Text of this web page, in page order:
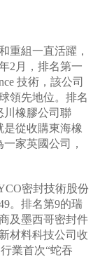
重組一直活躍，
2月，排名第一
技術，該公司
領先地位。排名
川橡膠公司聯
從收購東海橡
家英國公司，
密封技術股份
。排名第9的瑞
及墨西哥密封件
材料科技公司收
業首次“蛇吞